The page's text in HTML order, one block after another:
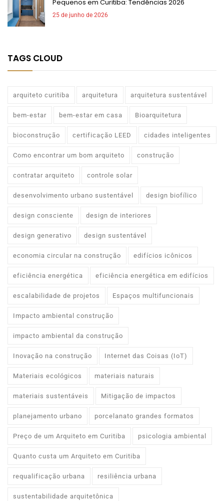
Pequenos em Curitiba: Tendências 2026
25 de junho de 2026
TAGS CLOUD
arquiteto curitiba arquitetura arquitetura sustentável
bem-estar bem-estar em casa Bioarquitetura
bioconstrução certificação LEED cidades inteligentes
Como encontrar um bom arquiteto construção
contratar arquiteto controle solar
desenvolvimento urbano sustentável design biofílico
design consciente design de interiores
design generativo design sustentável
economia circular na construção edifícios icônicos
eficiência energética eficiência energética em edifícios
escalabilidade de projetos Espaços multifuncionais
Impacto ambiental construção
impacto ambiental da construção
Inovação na construção Internet das Coisas (IoT)
Materiais ecológicos materiais naturais
materiais sustentáveis Mitigação de impactos
planejamento urbano porcelanato grandes formatos
Preço de um Arquiteto em Curitiba psicologia ambiental
Quanto custa um Arquiteto em Curitiba
requalificação urbana resiliência urbana
sustentabilidade arquitetônica